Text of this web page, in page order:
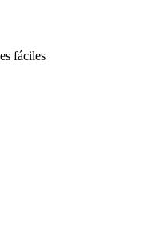
fáciles